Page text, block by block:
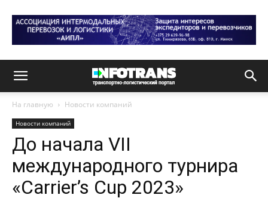
На главную Новости компаний
Новости компаний
До начала VII
международного турнира
«Carrier’s Cup 2023»